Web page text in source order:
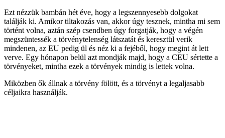
Ezt nézzük bambán hét éve, hogy a legszennyesebb dolgokat
találják ki. Amikor tiltakozás van, akkor úgy tesznek, mintha mi sem
történt volna, aztán szép csendben úgy forgatják, hogy a végén
megszüntessék a törvénytelenség látszatát és keresztül verik
mindenen, az EU pedig ül és néz ki a fejéből, hogy megint át lett
verve. Egy hónapon belül azt mondják majd, hogy a CEU sértette a
törvényeket, mintha ezek a törvények mindig is lettek volna.
Miközben ők állnak a törvény fölött, és a törvényt a legaljasabb
céljaikra használják.